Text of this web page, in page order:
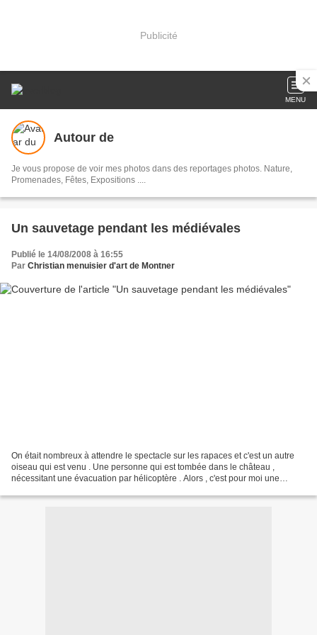
Publicité
MENU
Autour de
Je vous propose de voir mes photos dans des reportages photos. Nature,
Promenades, Fêtes, Expositions ....
Un sauvetage pendant les médiévales
Publié le 14/08/2008 à 16:55
Par Christian menuisier d'art de Montner
On était nombreux à attendre le spectacle sur les rapaces et c'est un autre
oiseau qui est venu . Une personne qui est tombée dans le château ,
nécessitant une évacuation par hélicoptère . Alors , c'est pour moi une